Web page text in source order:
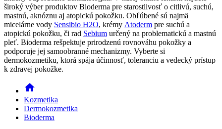
široký výber produktov Bioderma pre starostlivosť o citlivú, suchú,
mastnú, aknóznu aj atopickú pokožku. Obľúbené sú najmä
micelárne vody Sensibio H2O, krémy Atoderm pre suchú a
atopickú pokožku, či rad Sebium určený na problematickú a mastnú
pleť. Bioderma rešpektuje prirodzenú rovnováhu pokožky a
podporuje jej samoobranné mechanizmy. Vyberte si
dermokozmetiku, ktorá spája účinnosť, toleranciu a vedecký prístup
k zdravej pokožke.
home
Kozmetika
Dermokozmetika
Bioderma